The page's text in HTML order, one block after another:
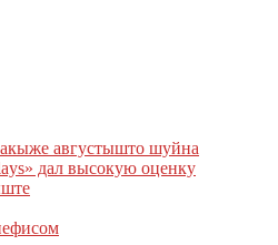
августышто шуйна
дал высокую оценку